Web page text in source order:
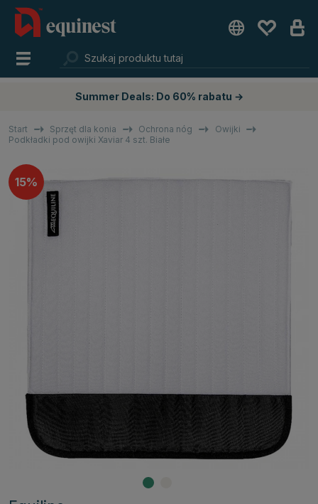
Summer Deals: Do 60% rabatu →
Start Sprzęt dla konia Ochrona nóg
Owijki
Podkładki pod owijki Xaviar 4 szt. Białe
15